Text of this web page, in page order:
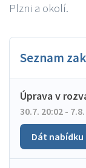
Plzni a okolí.
Seznam
Úprava v
30.7. 20:02 -
Dát nabídku